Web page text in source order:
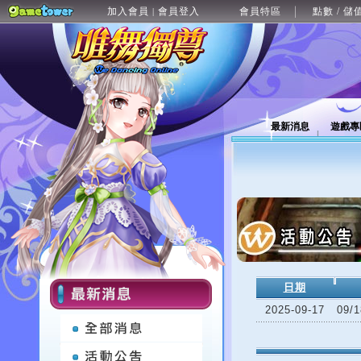
加入會員 | 會員登入 會員特區 點數 / 儲
最新消息 遊戲
日期
2025-09-17
09/